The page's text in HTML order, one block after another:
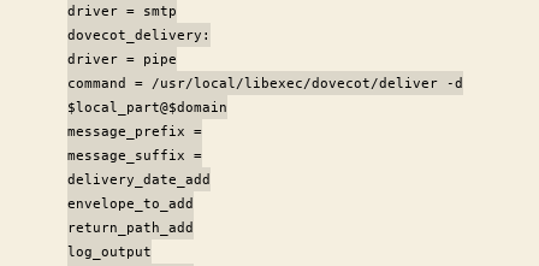
driver = smtp
dovecot_delivery:
driver = pipe
command = /usr/local/libexec/dovecot/deliver -d
$local_part@$domain
message_prefix =
message_suffix =
delivery_date_add
envelope_to_add
return_path_add
log_output